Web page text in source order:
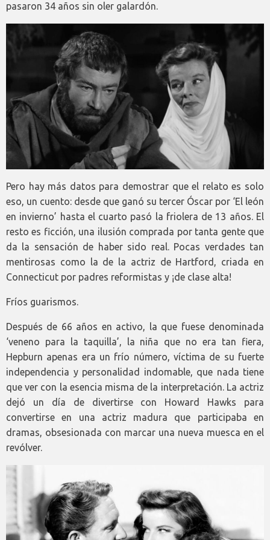
pasaron 34 años sin oler galardón.
Pero hay más datos para demostrar que el relato es solo
eso, un cuento: desde que ganó su tercer Óscar por ‘El león
en invierno’ hasta el cuarto pasó la friolera de 13 años. El
resto es ficción, una ilusión comprada por tanta gente que
da la sensación de haber sido real. Pocas verdades tan
mentirosas como la de la actriz de Hartford, criada en
Connecticut por padres reformistas y ¡de clase alta!
Fríos guarismos.
Después de 66 años en activo, la que fuese denominada
‘veneno para la taquilla’, la niña que no era tan fiera,
Hepburn apenas era un frío número, víctima de su fuerte
independencia y personalidad indomable, que nada tiene
que ver con la esencia misma de la interpretación. La actriz
dejó un día de divertirse con Howard Hawks para
convertirse en una actriz madura que participaba en
dramas, obsesionada con marcar una nueva muesca en el
revólver.